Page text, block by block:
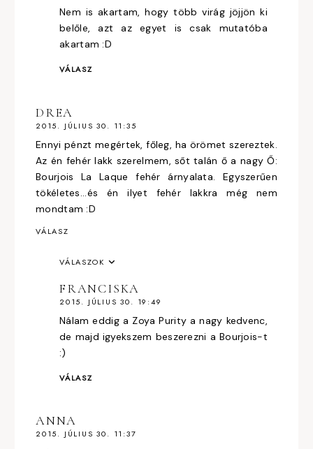
Nem is akartam, hogy több virág jöjjön ki
belőle, azt az egyet is csak mutatóba
akartam :D
VÁLASZ
DREA
2015. JÚLIUS 30. 11:35
Ennyi pénzt megértek, főleg, ha örömet szereztek.
Az én fehér lakk szerelmem, sőt talán ő a nagy Ő:
Bourjois La Laque fehér árnyalata. Egyszerűen
tökéletes...és én ilyet fehér lakkra még nem
mondtam :D
VÁLASZ
VÁLASZOK
FRANCISKA
2015. JÚLIUS 30. 19:49
Nálam eddig a Zoya Purity a nagy kedvenc,
de majd igyekszem beszerezni a Bourjois-t
:)
VÁLASZ
ANNA
2015. JÚLIUS 30. 11:37